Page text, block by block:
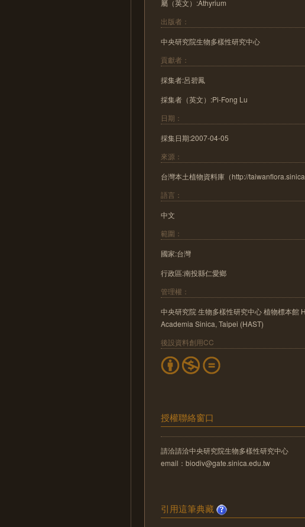
屬（英文）:Athyrium
出版者：
中央研究院生物多樣性研究中心
貢獻者：
採集者:呂碧鳳
採集者（英文）:Pi-Fong Lu
日期：
採集日期:2007-04-05
來源：
台灣本土植物資料庫（http://
語言：
中文
範圍：
國家:台灣
行政區:南投縣仁愛鄉
管理權：
中央研究院 生物多樣性研究中心 植物標本館
Academia Sinica, Taipei (HAST)
後設資料創用CC
授權聯絡窗口
請洽請洽中央研究院生物多樣性研究中心
email：biodiv@gate.sinica.edu.tw
引用這筆典藏